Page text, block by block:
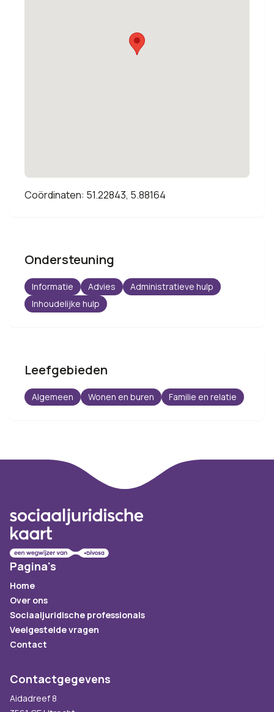
Coördinaten: 51.22843, 5.88164
Ondersteuning
Informatie Advies
Administratieve hulp
Inhoudelijke hulp
Leefgebieden
Algemeen Wonen en buren Familie en relatie
Pagina's
Home
Over ons
Sociaaljuridische professionals
Veelgestelde vragen
Contact
Contactgegevens
Aidadreef 8